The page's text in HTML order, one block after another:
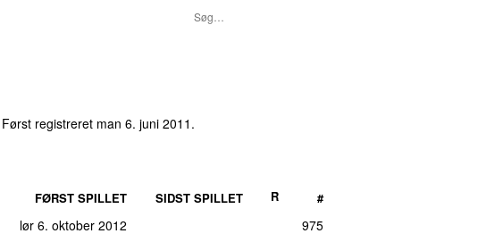
Først registreret man 6. juni 2011 .
FØRST SPILLET SIDST SPILLET R #
lør 6. oktober 2012
975